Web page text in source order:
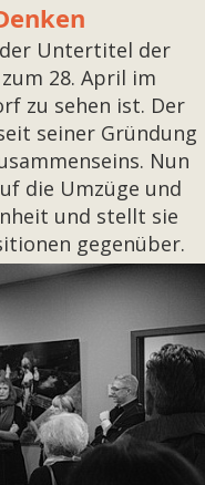
Untertitel der
28. April im
zu sehen ist. Der
seiner Gründung
Nun
die Umzüge und
und stellt sie
gegenüber.